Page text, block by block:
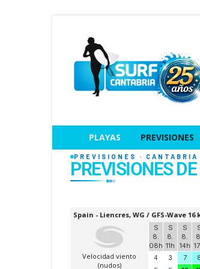
PLAYAS PREVISIONES
PREVISIONES · CANTABRIA
PREVISIONES